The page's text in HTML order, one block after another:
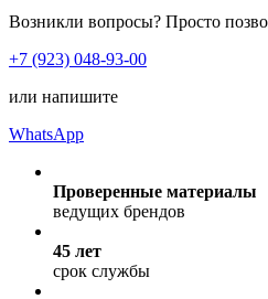
Возникли вопросы? Просто
+7 (923) 048-93-00
или напишите
WhatsApp
Проверенные материалы
ведущих брендов
45 лет
срок службы